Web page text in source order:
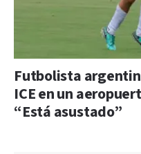
Futbolista
ICE en un
“Está asustado”